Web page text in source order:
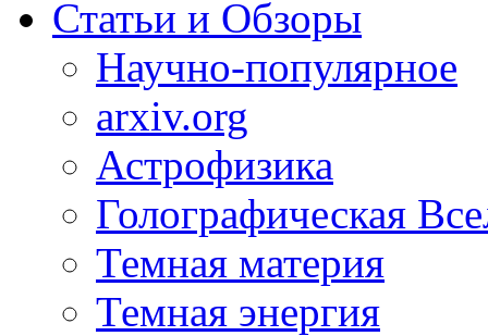
Статьи и Обзоры
Научно-популярное
arxiv.org
Астрофизика
Голографическая
Темная материя
Темная энергия